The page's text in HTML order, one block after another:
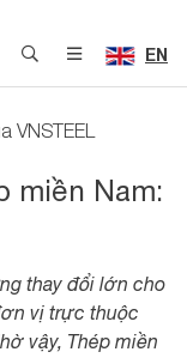
EN
VNSTEEL
miền Nam:
thay đổi lớn cho
vị trực thuộc
vậy, Thép miền